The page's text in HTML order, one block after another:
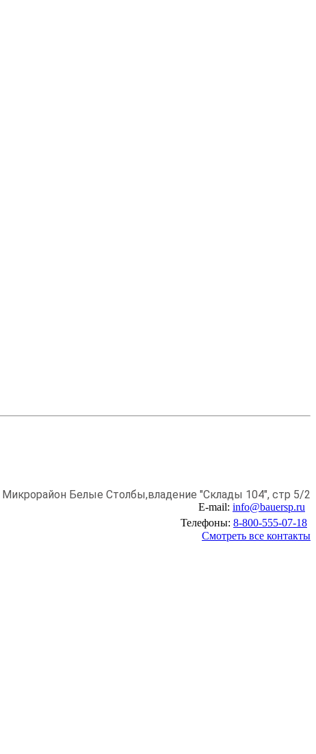
Микрорайон Белые Столбы,владение "Склады 104", стр 5/2
E-mail: info@bauersp.ru
Телефоны: 8-800-555-07-18
Смотреть все контакты